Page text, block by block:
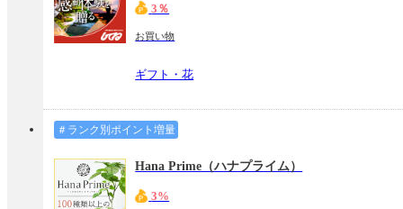
3％
お買い物
ギフト・花
＃ランク別ポイント増量
Hana Prime（ハナプライム）
3%